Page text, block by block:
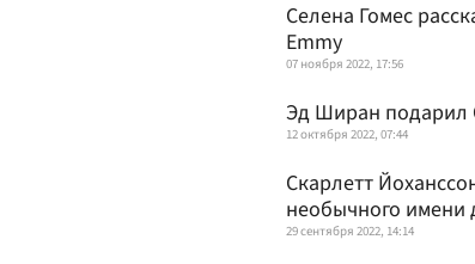
Селена Гомес
Emmy
07 ноября 2022, 17:56
Эд Ширан подарил
12 октября 2022, 07:44
Скарлетт
необычного имени
29 сентября 2022, 14:14